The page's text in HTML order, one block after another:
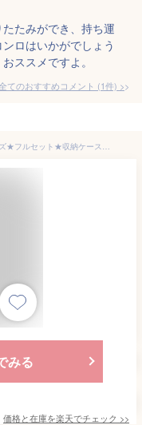
たみができ、持ち運
ロはいかがでしょう
ススメですよ。
てのおすすめコメント (1件) >
★CHANODUG OUTDOOR★焚火台★Mサイズ★フルセット★収納ケース付★BBQコンロ★折り畳み焚き火台★バーベキューコンロ★ポータブル焚き火台セット★ポータブルコンロ★
みる
価格と在庫を楽天でチェック >>